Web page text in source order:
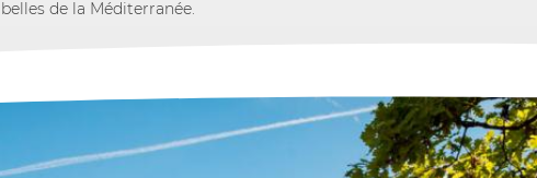
belles de la Méditerranée.